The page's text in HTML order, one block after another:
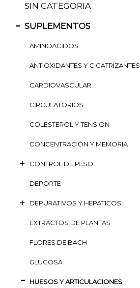
SIN CATEGORIA
SUPLEMENTOS
AMINOACIDOS
ANTIOXIDANTES Y CICATRIZANTES
CARDIOVASCULAR
CIRCULATORIOS
COLESTEROL Y TENSION
CONCENTRACIÓN Y MEMORIA
CONTROL DE PESO
DEPORTE
DEPURATIVOS Y HEPATICOS
EXTRACTOS DE PLANTAS
FLORES DE BACH
GLUCOSA
HUESOS Y ARTICULACIONES